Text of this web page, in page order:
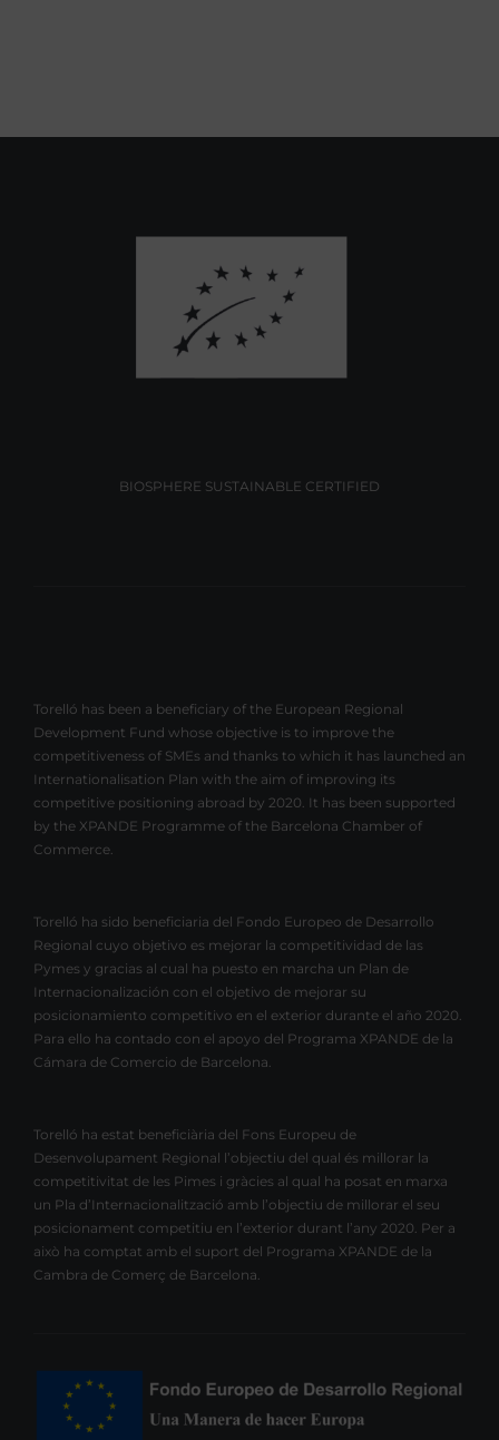
BIOSPHERE SUSTAINABLE CERTIFIED
Torelló has been a beneficiary of the European Regional
Development Fund whose objective is to improve the
competitiveness of SMEs and thanks to which it has launched an
Internationalisation Plan with the aim of improving its
competitive positioning abroad by 2020. It has been supported
by the XPANDE Programme of the Barcelona Chamber of
Commerce.
Torelló ha sido beneficiaria del Fondo Europeo de Desarrollo
Regional cuyo objetivo es mejorar la competitividad de las
Pymes y gracias al cual ha puesto en marcha un Plan de
Internacionalización con el objetivo de mejorar su
posicionamiento competitivo en el exterior durante el año 2020.
Para ello ha contado con el apoyo del Programa XPANDE de la
Cámara de Comercio de Barcelona.
Torelló ha estat beneficiària del Fons Europeu de
Desenvolupament Regional l’objectiu del qual és millorar la
competitivitat de les Pimes i gràcies al qual ha posat en marxa
un Pla d’Internacionalització amb l’objectiu de millorar el seu
posicionament competitiu en l’exterior durant l’any 2020. Per a
això ha comptat amb el suport del Programa XPANDE de la
Cambra de Comerç de Barcelona.